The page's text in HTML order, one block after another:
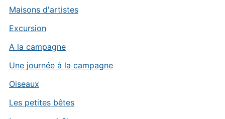
Maisons d'artistes
Excursion
A la campagne
Une journée à la campagne
Oiseaux
Les petites bêtes